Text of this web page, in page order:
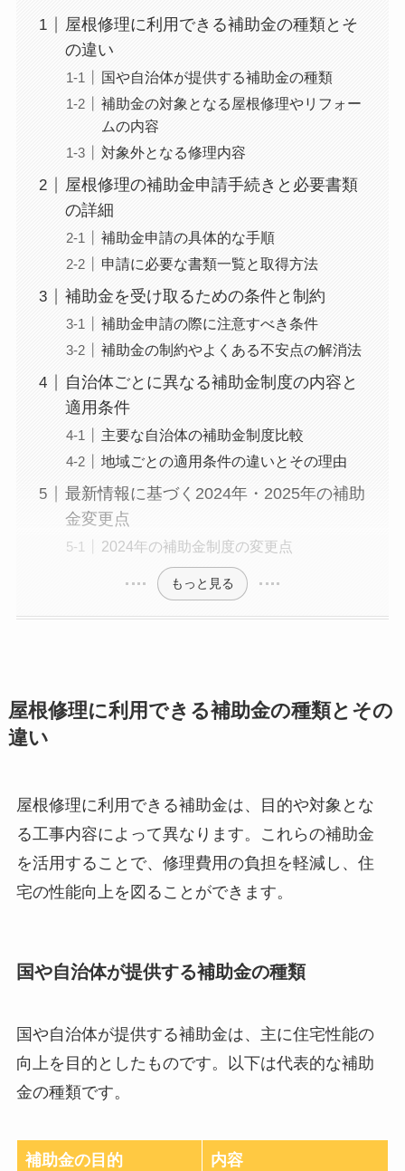
屋根修理に利用できる補助金の種類とそ
の違い
国や自治体が提供する補助金の種類
補助金の対象となる屋根修理やリフォー
ムの内容
対象外となる修理内容
屋根修理の補助金申請手続きと必要書類
の詳細
補助金申請の具体的な手順
申請に必要な書類一覧と取得方法
補助金を受け取るための条件と制約
補助金申請の際に注意すべき条件
補助金の制約やよくある不安点の解消法
自治体ごとに異なる補助金制度の内容と
適用条件
主要な自治体の補助金制度比較
地域ごとの適用条件の違いとその理由
最新情報に基づく2024年・2025年の補助
金変更点
2024年の補助金制度の変更点
もっと見る
屋根修理に利用できる補助金の種類とその
違い
屋根修理に利用できる補助金は、目的や対象とな
る工事内容によって異なります。これらの補助金
を活用することで、修理費用の負担を軽減し、住
宅の性能向上を図ることができます。
国や自治体が提供する補助金の種類
国や自治体が提供する補助金は、主に住宅性能の
向上を目的としたものです。以下は代表的な補助
金の種類です。
補助金の目的 内容